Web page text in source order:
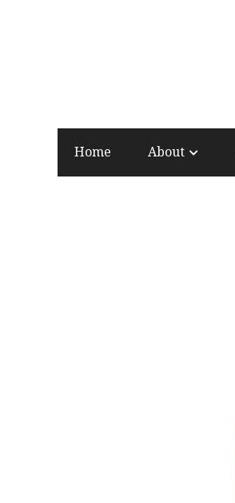
Home About